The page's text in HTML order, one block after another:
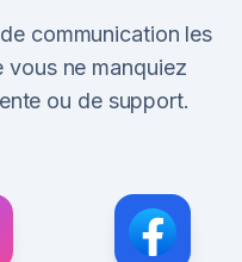
communication les
vous ne manquiez
ou de support.